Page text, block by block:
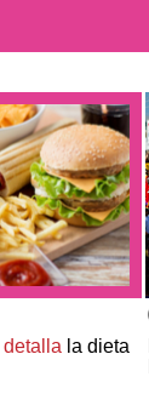
detallala dieta